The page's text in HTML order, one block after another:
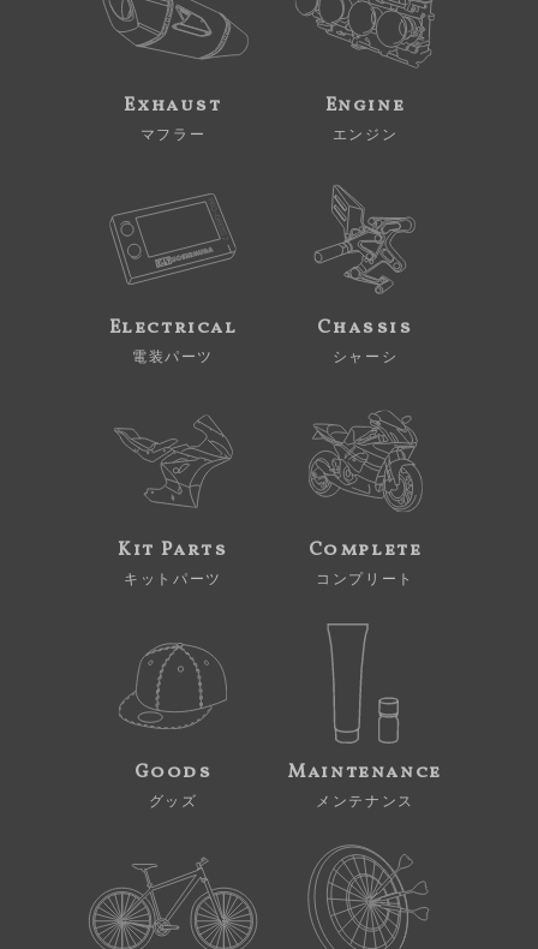
Exhaust
マフラー
Engine
エンジン
Electrical
電装パーツ
Chassis
シャーシ
Kit Parts
キットパーツ
Complete
コンプリート
Goods
グッズ
Maintenance
メンテナンス